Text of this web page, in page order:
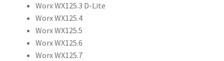
Worx WX125.3 D-Lite
Worx WX125.4
Worx WX125.5
Worx WX125.6
Worx WX125.7